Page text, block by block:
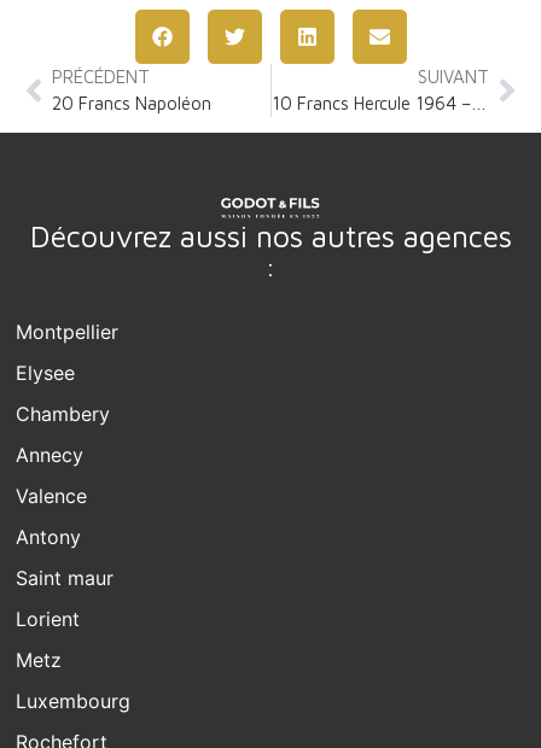
PRÉCÉDENT
20 Francs Napoléon
SUIVANT
10 Francs Hercule 1964 – 1973
Découvrez aussi nos autres agences
:
Montpellier
Elysee
Chambery
Annecy
Valence
Antony
Saint maur
Lorient
Metz
Luxembourg
Rochefort